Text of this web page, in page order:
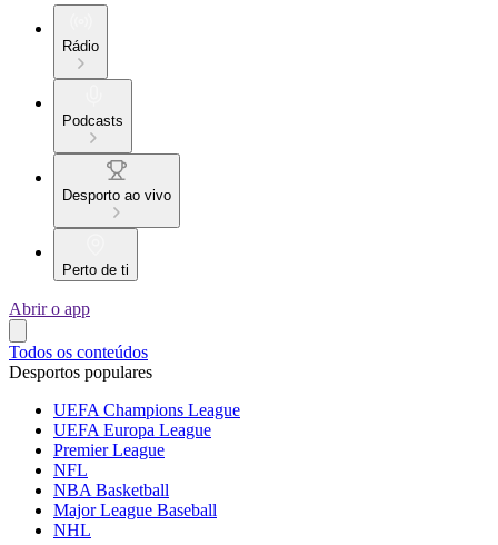
Rádio
Podcasts
Desporto ao vivo
Perto de ti
Abrir o app
Todos os conteúdos
Desportos populares
UEFA Champions League
UEFA Europa League
Premier League
NFL
NBA Basketball
Major League Baseball
NHL